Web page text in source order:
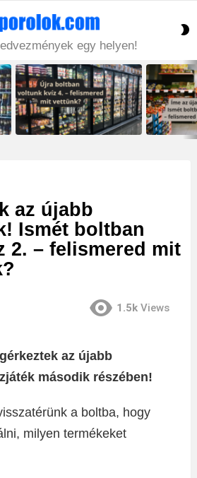
egy helyen!
az újabb
Ismét boltban
2. – felismered mit
1.5k Views
az újabb
második részében!
a boltba, hogy
milyen termékeket